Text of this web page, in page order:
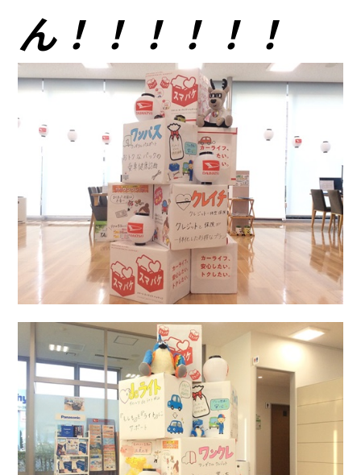
アフターサポート
会社情報
リコ
お問
ん！！！！！！